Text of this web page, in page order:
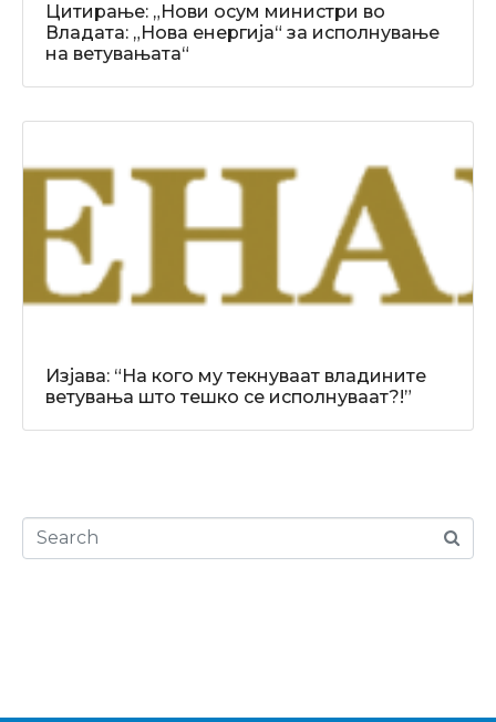
Цитирање: „Нови осум министри во
Владата: „Нова енергија“ за исполнување
на ветувањата“
Изјава: “На кого му текнуваат владините
ветувања што тешко се исполнуваат?!”